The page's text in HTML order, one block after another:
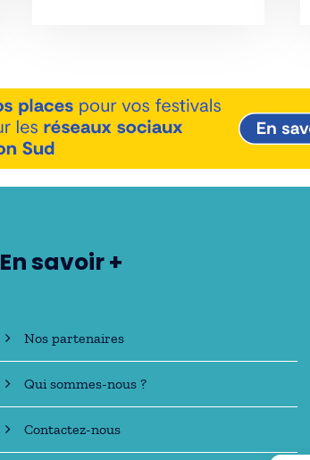
En savoir +
Nos partenaires
Qui sommes-nous ?
Contactez-nous